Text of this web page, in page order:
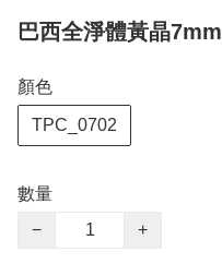
巴西全淨體黃晶7mm
顏色
TPC_0702
數量
−
+